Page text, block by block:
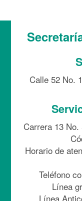
Calle 52 No.
Carrera 13
Horario de
Teléfono
Línea
Línea